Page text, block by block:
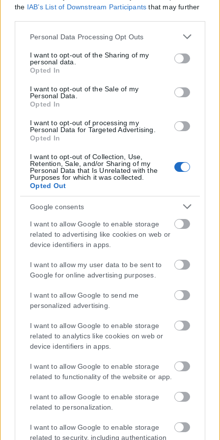
the IAB’s List of Downstream Participants that may further
Please note that this website/app uses one or more Google
but not limited to your visit or usage behaviour. You may
click to grant or deny consent to Google and its third-party
tags to use your data for below specified purposes in below
Google consent section.
Personal Data Processing Opt Outs
I want to opt-out of the Sharing of my
personal data.
Opted In
I want to opt-out of the Sale of my
Personal Data.
Opted In
I want to opt-out of processing my
Personal Data for Targeted Advertising.
Opted In
I want to opt-out of Collection, Use,
Retention, Sale, and/or Sharing of my
Personal Data that Is Unrelated with the
Purposes for which it was collected.
Opted Out
Google consents
I want to allow Google to enable storage
related to advertising like cookies on web or
device identifiers in apps.
I want to allow my user data to be sent to
Google for online advertising purposes.
I want to allow Google to send me
personalized advertising.
I want to allow Google to enable storage
related to analytics like cookies on web or
device identifiers in apps.
I want to allow Google to enable storage
related to functionality of the website or app.
I want to allow Google to enable storage
related to personalization.
I want to allow Google to enable storage
related to security, including authentication